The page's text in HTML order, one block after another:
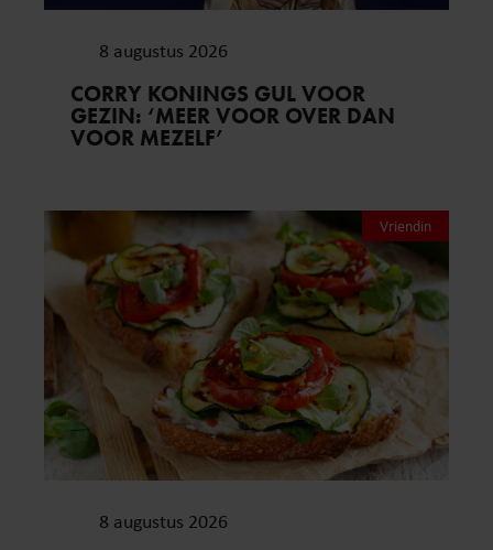
8 augustus 2026
CORRY KONINGS GUL VOOR
GEZIN: ‘MEER VOOR OVER DAN
VOOR MEZELF’
Vriendin
8 augustus 2026